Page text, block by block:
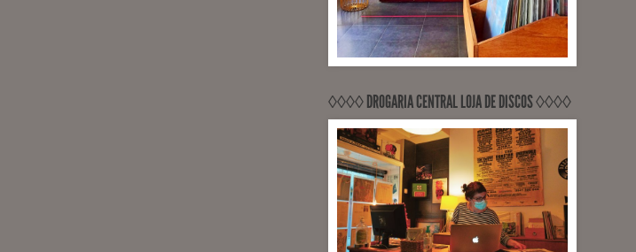
◊◊◊◊ DROGARIA CENTRAL LOJA DE DISCOS ◊◊◊◊